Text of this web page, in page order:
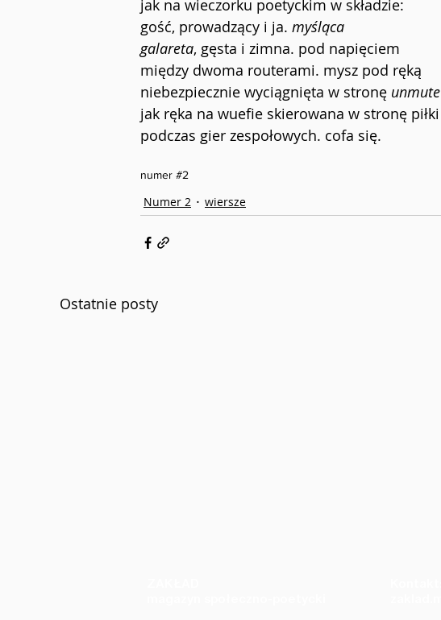
jak na wieczorku poetyckim w składzie:
gość, prowadzący i ja. myśląca
galareta, gęsta i zimna. pod napięciem
między dwoma routerami. mysz pod ręką
niebezpiecznie wyciągnięta w stronę unmute
jak ręka na wuefie skierowana w stronę piłki
podczas gier zespołowych. cofa się.
numer #2
Numer 2 wiersze
Ostatnie posty